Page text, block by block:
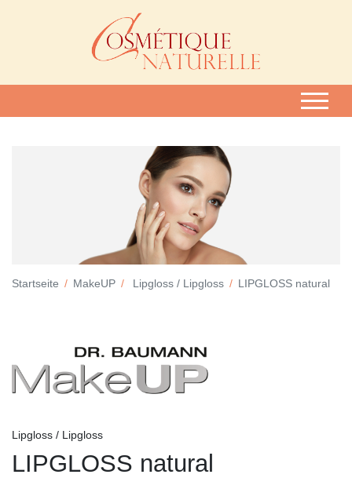
Startseite MakeUP Lipgloss / Lipgloss LIPGLOSS natural
Lipgloss / Lipgloss
LIPGLOSS natural